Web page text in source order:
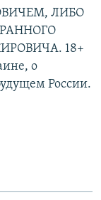
ЛИБО
18+
о
России.